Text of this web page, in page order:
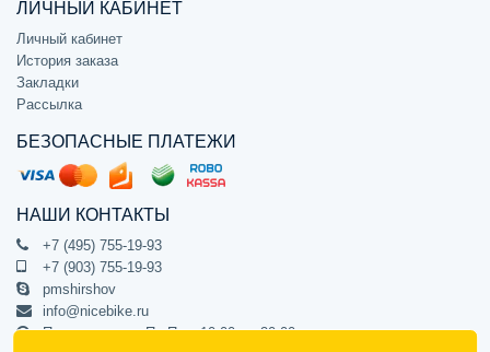
ЛИЧНЫЙ КАБИНЕТ
Личный кабинет
История заказа
Закладки
Рассылка
БЕЗОПАСНЫЕ ПЛАТЕЖИ
НАШИ КОНТАКТЫ
+7 (495) 755-19-93
+7 (903) 755-19-93
pmshirshov
info@nicebike.ru
Прием звонков Пн-Пт с 10:00 до 20:00